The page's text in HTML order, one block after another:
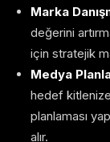
Marka
değerini
için stratejik
Medya
hedef
planlaması
alır.